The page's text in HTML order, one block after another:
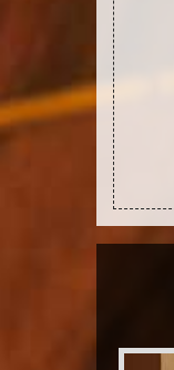
le fait de
pouvez